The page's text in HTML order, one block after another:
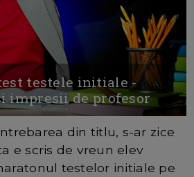
testele initiale -
impresii de profesor
din titlu, s-ar zice
e scris de vreun elev
testelor initiale pe